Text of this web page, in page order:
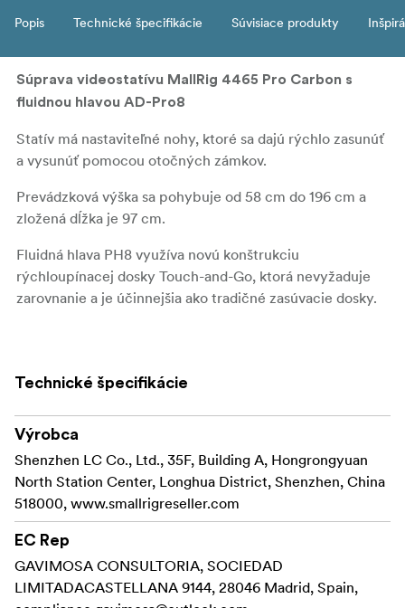
Popis Technické špecifikácie Súvisiace produkty
Súprava videostatívu MallRig 4465 Pro Carbon s
fluidnou hlavou AD-Pro8
Statív má nastaviteľné nohy, ktoré sa dajú rýchlo zasunúť
a vysunúť pomocou otočných zámkov.
Prevádzková výška sa pohybuje od 58 cm do 196 cm a
zložená dĺžka je 97 cm.
Fluidná hlava PH8 využíva novú konštrukciu
rýchloupínacej dosky Touch-and-Go, ktorá nevyžaduje
zarovnanie a je účinnejšia ako tradičné zasúvacie dosky.
Keď je výška ťažiska 55 mm, 6-stupňový systém
protiváhy vyvažuje fotoaparát alebo iné zariadenia (do 8
kg) a presne ovláda náklon fotoaparátu.
Nastaviteľný 4-stupňový hydraulický tlmiaci systém
umožňuje nastavenie otáčania a náklonu a zabezpečuje
plynulé otáčanie a nakláňanie kamery.
Užívateľsky prívetivé odnímateľné teleskopické držadlo
umožňuje otáčanie a upevnenie na ľavú aj pravú stranu,
takže je vhodné na akýkoľvek úchop.
Technické špecifikácie
Výrobca
Shenzhen LC Co., Ltd., 35F, Building A, Hongrongyuan
North Station Center, Longhua District, Shenzhen, China
518000, www.smallrigreseller.com
EC Rep
GAVIMOSA CONSULTORIA, SOCIEDAD
LIMITADACASTELLANA 9144, 28046 Madrid, Spain,